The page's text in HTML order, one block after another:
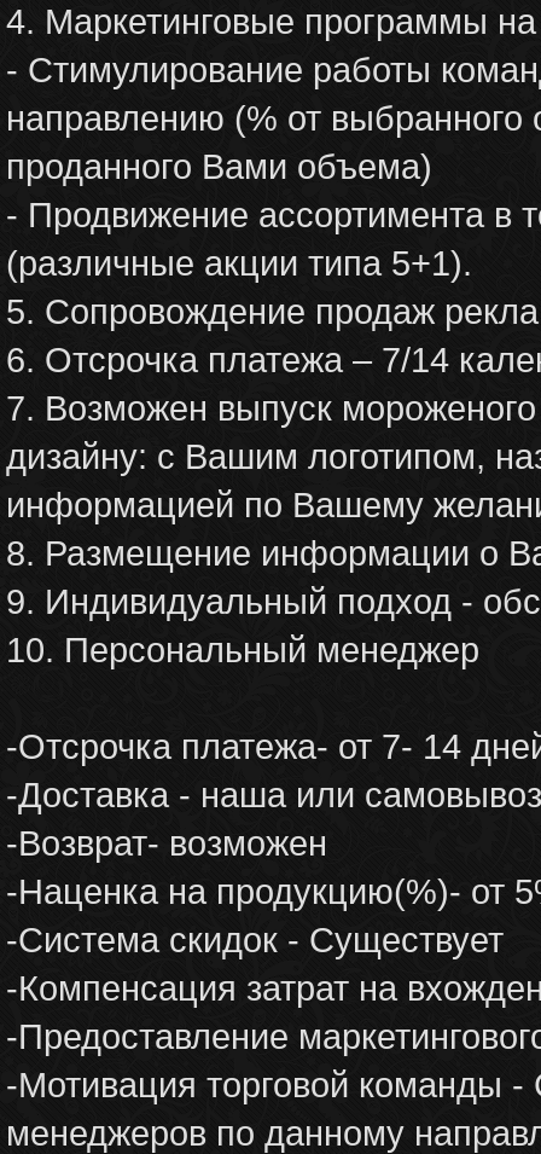
4. Маркетинговые программы
- Стимулирование работы
направлению (% от
проданного Вами объема)
- Продвижение ассортимента в
(различные акции типа 5+1).
5. Сопровождение продаж
6. Отсрочка платежа – 7/14
7. Возможен выпуск
дизайну: с Вашим логотипом,
информацией по Вашему
8. Размещение информации о
9. Индивидуальный подход -
10. Персональный менеджер
-Отсрочка платежа- от 7- 14
-Доставка - наша или самовывоз
-Возврат- возможен
-Наценка на продукцию(%)- от
-Система скидок - Существует
-Компенсация затрат на
-Предоставление
-Мотивация торговой команды
менеджеров по данному